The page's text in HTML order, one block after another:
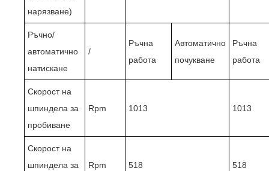
нарязване)
Ръчно/
автоматично
натискане
/
Ръчна
работа
Автоматично
почукване
Ръчна
работа
Скорост на
шпиндела за
пробиване
Rpm 1013 1013
Скорост на
шпиндела за
Rpm 518 518